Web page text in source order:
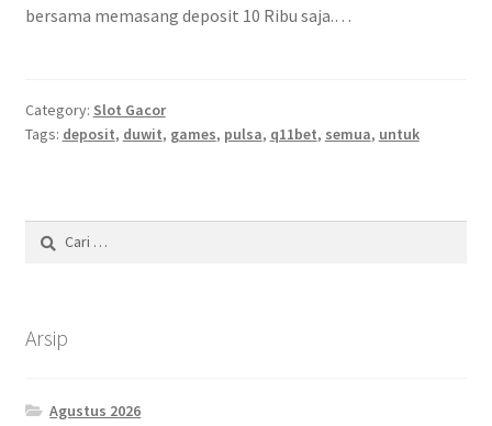
bersama memasang deposit 10 Ribu saja.…
Category: Slot Gacor
Tags: deposit, duwit, games, pulsa, q11bet, semua, untuk
Cari
untuk:
Arsip
Agustus 2026